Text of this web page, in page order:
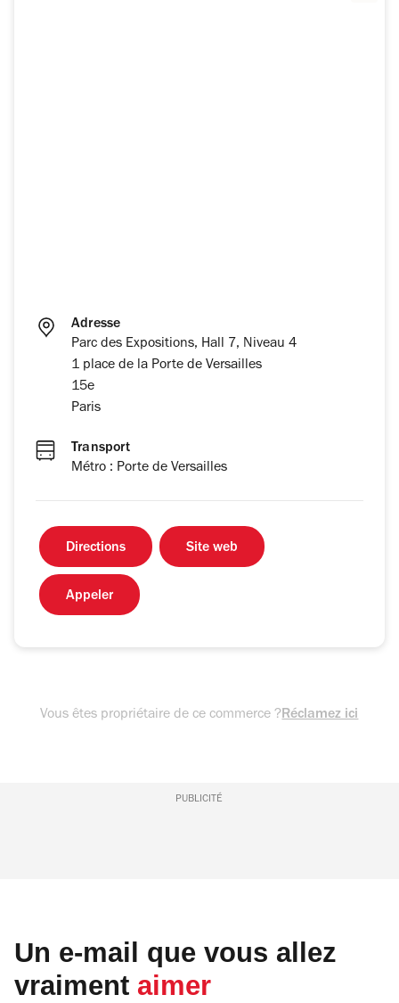
Adresse
Parc des Expositions, Hall 7, Niveau 4
1 place de la Porte de Versailles
15e
Paris
Transport
Métro : Porte de Versailles
Directions Site web
Appeler
Vous êtes propriétaire de ce commerce ?Réclamez ici
PUBLICITÉ
Un e-mail que vous allez
vraiment aimer